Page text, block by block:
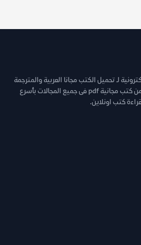
لـ تحميل الكتب مجانا العربية والمترجمة
والروايات والقصص وغيرها من كتب مجانية pdf فى جميع المجالات بأسرع
كتب اونلاين.